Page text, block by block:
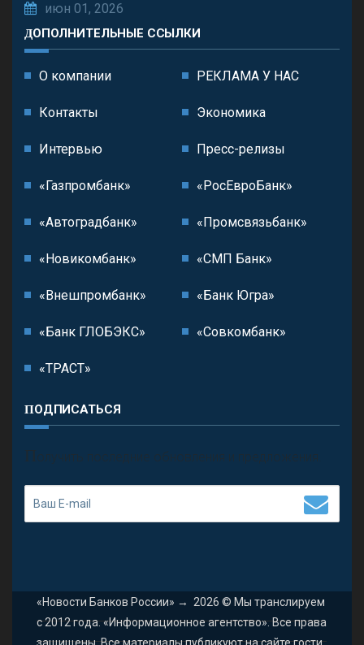
июн 01, 2026
ДОПОЛНИТЕЛЬНЫЕ ССЫЛКИ
О компании РЕКЛАМА У НАС
Контакты Экономика
Интервью Пресс-релизы
«Газпромбанк» «РосЕвроБанк»
«Автоградбанк» «Промсвязьбанк»
«Новикомбанк» «СМП Банк»
«Внешпромбанк» «Банк Югра»
«Банк ГЛОБЭКС» «Совкомбанк»
«ТРАСТ»
ПОДПИСАТЬСЯ
П олучить последние обновления и предложения.
«Новости Банков России» → 2026 © Мы транслируем
с 2012 года. «Информационное агентство». Все права